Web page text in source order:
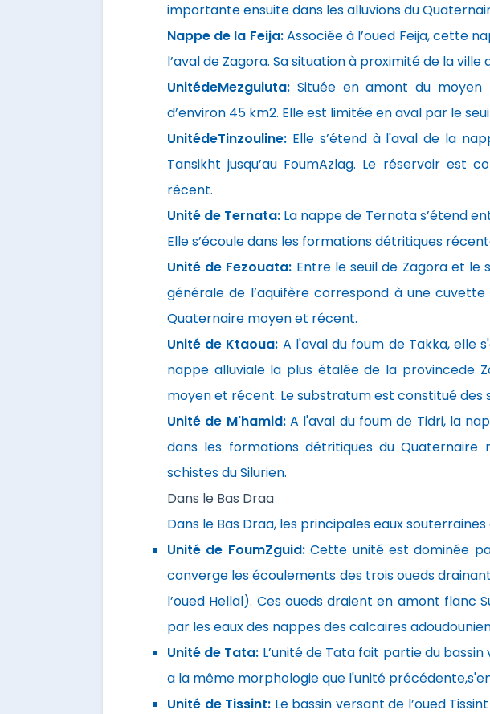
importante ensuite dans les alluvions du
Nappe de la Feija:Associée à l’oued Feija, cette
l’aval de Zagora. Sa situation à proximité de la
UnitédeMezguiuta: Située en amont du moyen
d’environ 45 km2. Elle est limitée en aval par le
UnitédeTinzouline: Elle s’étend à l'aval de la
Tansikht jusqu’au FoumAzlag. Le réservoir
récent.
Unité de Ternata: La nappe de Ternata s’étend
Elle s’écoule dans les formations détritiques
Unité de Fezouata: Entre le seuil de Zagora et le
générale de l’aquifère correspond à une
Quaternaire moyen et récent.
Unité de Ktaoua: A l'aval du foum de Takka, elle
nappe alluviale la plus étalée de la provincede
moyen et récent. Le substratum est constitué
Unité de M'hamid: A l'aval du foum de Tidri, la
dans les formations détritiques du
schistes du Silurien.
Dans le Bas Draa
Dans le Bas Draa, les principales eaux
Unité de FoumZguid:Cette unité est dominée
converge les écoulements des trois oueds
l’oued Hellal). Ces oueds draient en amont flanc
par les eaux des nappes des calcaires
Unité de Tata: L’unité de Tata fait partie du
a la même morphologie que l'unité
Unité de Tissint: Le bassin versant de l’oued